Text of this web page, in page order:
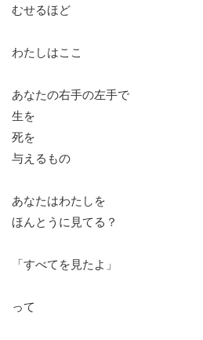
むせるほど
わたしはここ
あなたの右手の左手で
生を
死を
与えるもの
あなたはわたしを
ほんとうに見てる？
「すべてを見たよ」
って